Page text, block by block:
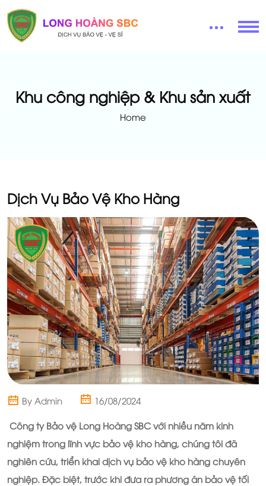
Khu công nghiệp & Khu sản xuất
Home
Dịch Vụ Bảo Vệ Kho Hàng
By Admin 16/08/2024
Công ty Bảo vệ Long Hoàng SBC với nhiều năm kinh
nghiệm trong lĩnh vực bảo vệ kho hàng, chúng tôi đã
nghiên cứu, triển khai dịch vụ bảo vệ kho hàng chuyên
nghiệp. Đặc biệt, trước khi đưa ra phương án bảo vệ tối